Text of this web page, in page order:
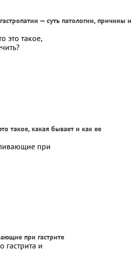
— суть патологии, причины и
такое, какая бывает и как ее
при гастрите